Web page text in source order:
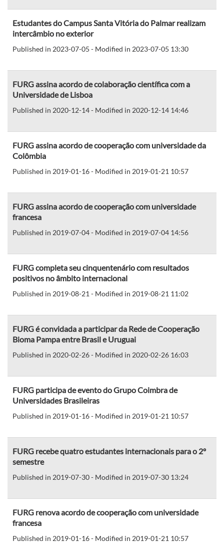
Estudantes do Campus Santa Vitória do Palmar realizam
intercâmbio no exterior
Published in 2023-07-05 - Modified in 2023-07-05 13:30
FURG assina acordo de colaboração científica com a
Universidade de Lisboa
Published in 2020-12-14 - Modified in 2020-12-14 14:46
FURG assina acordo de cooperação com universidade da
Colômbia
Published in 2019-01-16 - Modified in 2019-01-21 10:57
FURG assina acordo de cooperação com universidade
francesa
Published in 2019-07-04 - Modified in 2019-07-04 14:56
FURG completa seu cinquentenário com resultados
positivos no âmbito internacional
Published in 2019-08-21 - Modified in 2019-08-21 11:02
FURG é convidada a participar da Rede de Cooperação
Bioma Pampa entre Brasil e Uruguai
Published in 2020-02-26 - Modified in 2020-02-26 16:03
FURG participa de evento do Grupo Coimbra de
Universidades Brasileiras
Published in 2019-01-16 - Modified in 2019-01-21 10:57
FURG recebe quatro estudantes internacionais para o 2º
semestre
Published in 2019-07-30 - Modified in 2019-07-30 13:24
FURG renova acordo de cooperação com universidade
francesa
Published in 2019-01-16 - Modified in 2019-01-21 10:57